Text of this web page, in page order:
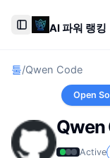
Toggle Sidebar
AI 파워 랭킹
툴/Qwen Code
Open
Qwen
Active